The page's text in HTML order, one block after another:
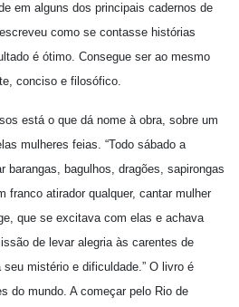
em alguns dos principais cadernos de
como se contasse histórias
é ótimo. Consegue ser ao mesmo
conciso e filosófico.
está o que dá nome à obra, sobre um
mulheres feias. “Todo sábado a
barangas, bagulhos, dragões, sapirongas
atirador qualquer, cantar mulher
que se excitava com elas e achava
de levar alegria às carentes de
mistério e dificuldade.” O livro é
do mundo. A começar pelo Rio de